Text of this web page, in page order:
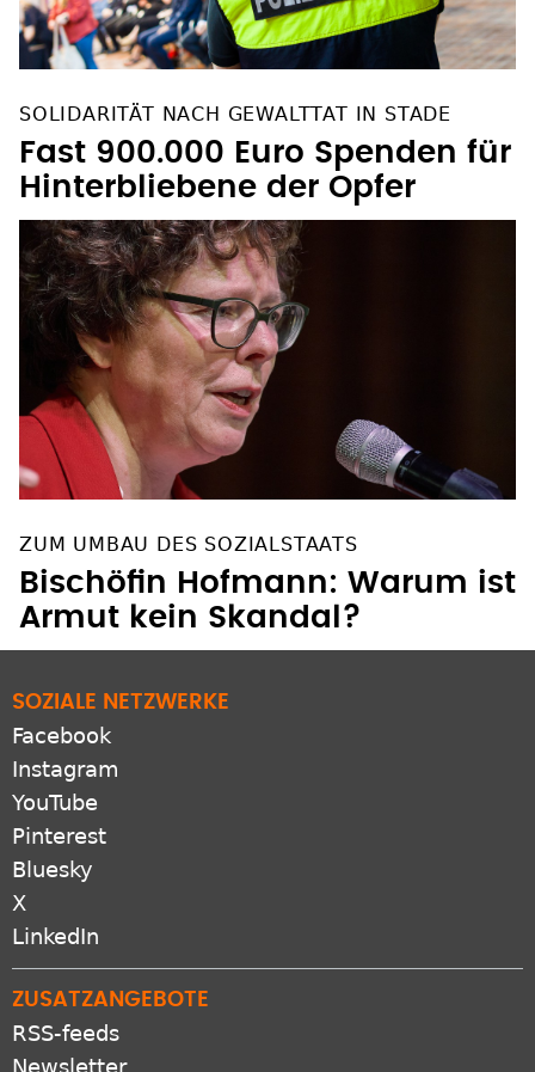
SOLIDARITÄT NACH GEWALTTAT IN STADE
Fast 900.000 Euro Spenden für
Hinterbliebene der Opfer
ZUM UMBAU DES SOZIALSTAATS
Bischöfin Hofmann: Warum ist
Armut kein Skandal?
SOZIALE NETZWERKE
Facebook
Instagram
YouTube
Pinterest
Bluesky
X
LinkedIn
ZUSATZANGEBOTE
RSS-feeds